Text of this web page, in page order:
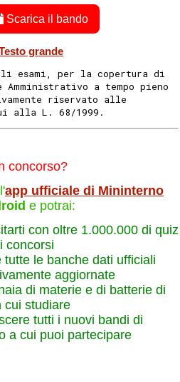
Scarica il bando
grande
esami, per la copertura di
a tempo pieno
riservato alle
alla L. 68/1999.
concorso?
app ufficiale di Mininterno
e potrai:
con oltre 1.000.000 di quiz
concorsi
tutte le banche dati ufficiali
aggiornate
di materie e di batterie di
cui studiare
tutti i nuovi bandi di
a cui puoi partecipare